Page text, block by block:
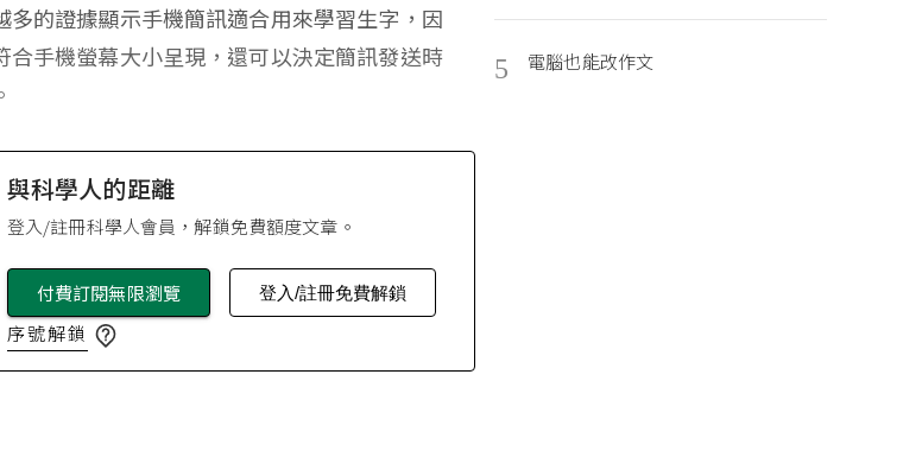
的證據顯示手機簡訊適合用來學習生字，因
合手機螢幕大小呈現，還可以決定簡訊發送時
5 電腦也能改作文
與科學人的距離
登入/註冊科學人會員，解鎖免費額度文章。
付費訂閱無限瀏覽 登入/註冊免費解鎖
序號解鎖